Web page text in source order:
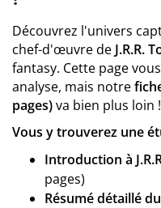
Découvrez l'univers
chef-d'œuvre de J.R.R.
fantasy. Cette page
analyse, mais notre
pages)va bien plus loin !
Vous y trouverez une
Introduction à
pages)
Résumé détaillé